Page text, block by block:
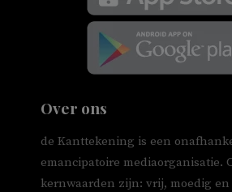
Over ons
de Kanttekening is een
emancipatoire mediaorganisatie.
kernwaarden zijn: vrij, moedig